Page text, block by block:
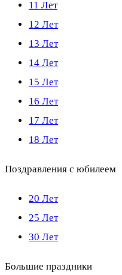
11 Лет
12 Лет
13 Лет
14 Лет
15 Лет
16 Лет
17 Лет
18 Лет
Поздравления с юбилеем
20 Лет
25 Лет
30 Лет
Большие праздники